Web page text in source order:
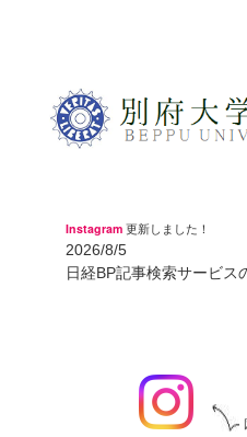
Instagram 更新しました！
2026/8/5
日経BP記事検索サービ